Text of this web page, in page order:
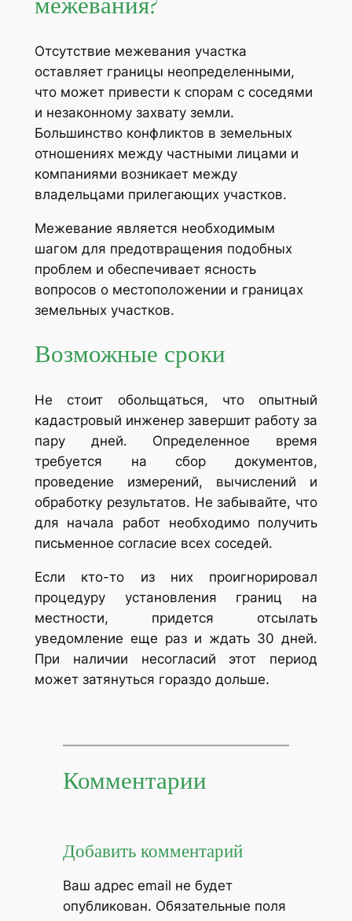
Отсутствие межевания участка
оставляет границы неопределенными,
что может привести к спорам с соседями
и незаконному захвату земли.
Большинство конфликтов в земельных
отношениях между частными лицами и
компаниями возникает между
владельцами прилегающих участков.
Межевание является необходимым
шагом для предотвращения подобных
проблем и обеспечивает ясность
вопросов о местоположении и границах
земельных участков.
Возможные сроки
Не стоит обольщаться, что опытный
кадастровый инженер завершит работу за
пару дней. Определенное время
требуется на сбор документов,
проведение измерений, вычислений и
обработку результатов. Не забывайте, что
для начала работ необходимо получить
письменное согласие всех соседей.
Если кто-то из них проигнорировал
процедуру установления границ на
местности, придется отсылать
уведомление еще раз и ждать 30 дней.
При наличии несогласий этот период
может затянуться гораздо дольше.
Комментарии
Добавить комментарий
Ваш адрес email не будет
опубликован. Обязательные поля